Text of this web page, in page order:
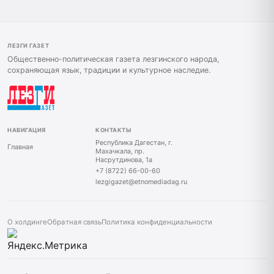
ЛЕЗГИ ГАЗЕТ
Общественно-политическая газета лезгинского народа,
сохраняющая язык, традиции и культурное наследие.
НАВИГАЦИЯ
Главная
КОНТАКТЫ
Республика Дагестан, г.
Махачкала, пр.
Насрутдинова, 1а
+7 (8722) 66-00-60
lezgigazet@etnomediadag.ru
О холдингеОбратная связьПолитика конфиденциальности